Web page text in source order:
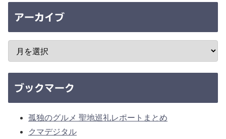
アーカイブ
ブックマーク
孤独のグルメ 聖地巡礼レポートまとめ
クマデジタル